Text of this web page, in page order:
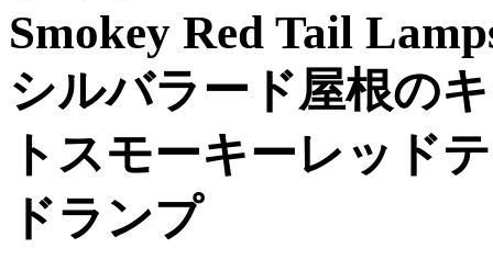
Smokey Red Tail
シルバラード屋根の
トスモーキーレッド
ドランプ